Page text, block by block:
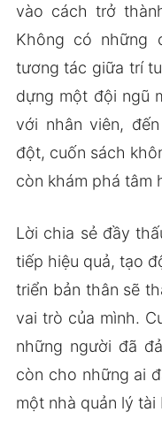
vào cách trở
Không có những
tương tác giữa trí
dựng một đội ngũ
với nhân viên,
đột, cuốn sách
còn khám phá tâm
Lời chia sẻ đầy
tiếp hiệu quả, tạo
triển bản thân sẽ
vai trò của mình.
những người đã
còn cho những ai
một nhà quản lý tài